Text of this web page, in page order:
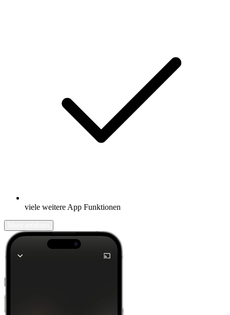
viele weitere App Funktionen